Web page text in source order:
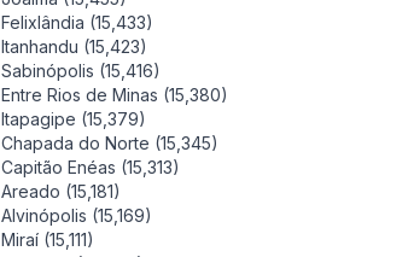
Felixlândia (15,433)
Itanhandu (15,423)
Sabinópolis (15,416)
Entre Rios de Minas (15,380)
Itapagipe (15,379)
Chapada do Norte (15,345)
Capitão Enéas (15,313)
Areado (15,181)
Alvinópolis (15,169)
Miraí (15,111)